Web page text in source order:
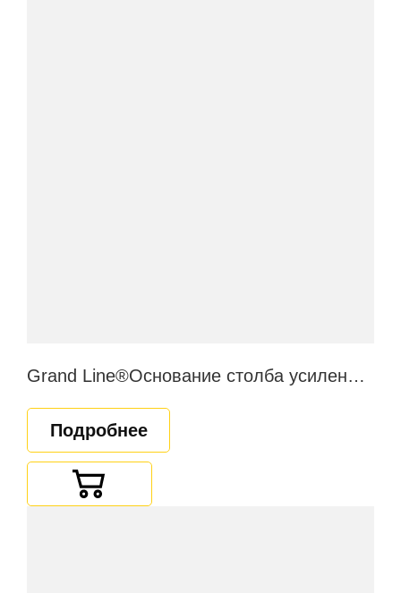
Grand Line®Основание столба усиленное косынками
Подробнее